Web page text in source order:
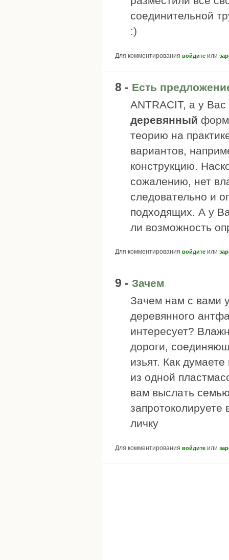
соединительной
:)
Для комментирования войдите или
8 - Есть
ANTRACIT, а у Вас
деревянный
теорию на
вариантов,
конструкцию.
сожалению, нет
следовательно и
подходящих. А у
ли возможность
Для комментирования войдите или
9 - Зачем
Зачем нам с вами
деревянного
интересует?
дороги,
изьят. Как
из одной
вам выслать
личку
Для комментирования войдите или